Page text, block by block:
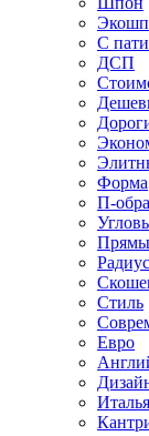
С
ДСП
Форма
П-
Стиль
Евро